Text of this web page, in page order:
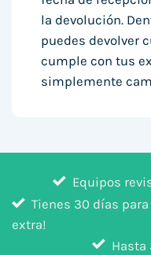
la devolución.
puedes devolver
cumple con tus
simplemente
Equipos
Tienes 30 días
extra!
Hasta